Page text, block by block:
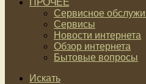
ПРОЧЕЕ
Сервисное
Сервисы
Новости интернета
Обзор интернета
Бытовые вопросы
Искать